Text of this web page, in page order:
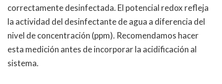
correctamente desinfectada. El potencial redox refleja
la actividad del desinfectante de agua a diferencia del
nivel de concentración (ppm). Recomendamos hacer
esta medición antes de incorporar la acidificación al
sistema.